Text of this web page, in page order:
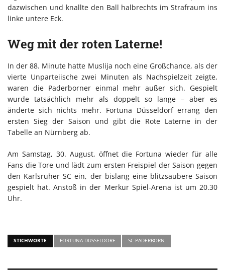
dazwischen und knallte den Ball halbrechts im Strafraum ins
linke untere Eck.
Weg mit der roten Laterne!
In der 88. Minute hatte Muslija noch eine Großchance, als der
vierte Unparteiische zwei Minuten als Nachspielzeit zeigte,
waren die Paderborner einmal mehr außer sich. Gespielt
wurde tatsächlich mehr als doppelt so lange – aber es
änderte sich nichts mehr. Fortuna Düsseldorf errang den
ersten Sieg der Saison und gibt die Rote Laterne in der
Tabelle an Nürnberg ab.
Am Samstag, 30. August, öffnet die Fortuna wieder für alle
Fans die Tore und lädt zum ersten Freispiel der Saison gegen
den Karlsruher SC ein, der bislang eine blitzsaubere Saison
gespielt hat. Anstoß in der Merkur Spiel-Arena ist um 20.30
Uhr.
STICHWORTE FORTUNA DÜSSELDORF SC PADERBORN